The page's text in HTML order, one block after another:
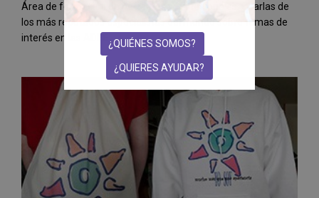
Área de formación de pacientes y profesionales. Charlas de
los más reputados especialistas del mundo sobre temas de
interés en las ADEE
¿QUIÉNES SOMOS?
¿QUIERES AYUDAR?